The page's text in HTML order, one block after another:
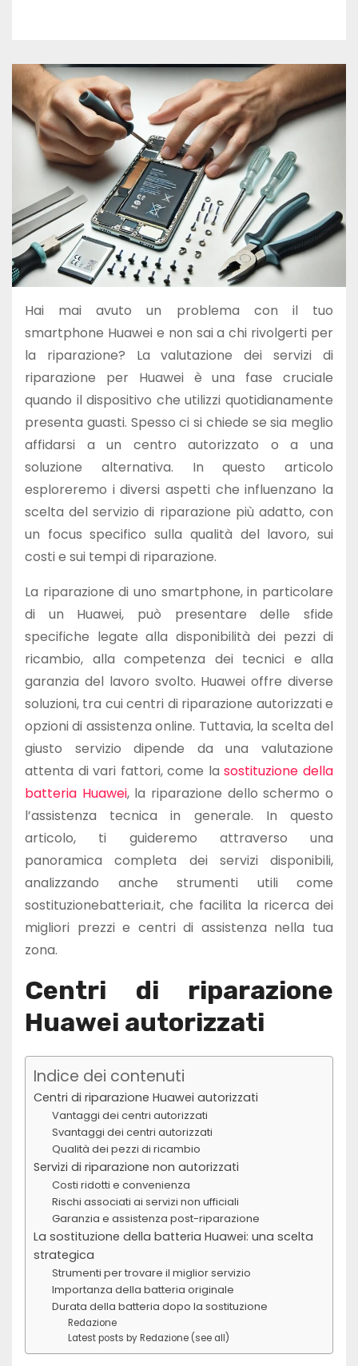
Hai mai avuto un problema con il tuo
smartphone Huawei e non sai a chi rivolgerti per
la riparazione? La valutazione dei servizi di
riparazione per Huawei è una fase cruciale
quando il dispositivo che utilizzi quotidianamente
presenta guasti. Spesso ci si chiede se sia meglio
affidarsi a un centro autorizzato o a una
soluzione alternativa. In questo articolo
esploreremo i diversi aspetti che influenzano la
scelta del servizio di riparazione più adatto, con
un focus specifico sulla qualità del lavoro, sui
costi e sui tempi di riparazione.
La riparazione di uno smartphone, in particolare
di un Huawei, può presentare delle sfide
specifiche legate alla disponibilità dei pezzi di
ricambio, alla competenza dei tecnici e alla
garanzia del lavoro svolto. Huawei offre diverse
soluzioni, tra cui centri di riparazione autorizzati e
opzioni di assistenza online. Tuttavia, la scelta del
giusto servizio dipende da una valutazione
attenta di vari fattori, come lasostituzione della
batteria Huawei, la riparazione dello schermo o
l’assistenza tecnica in generale. In questo
articolo, ti guideremo attraverso una
panoramica completa dei servizi disponibili,
analizzando anche strumenti utili come
sostituzionebatteria.it, che facilita la ricerca dei
migliori prezzi e centri di assistenza nella tua
zona.
Centri di riparazione
Huawei autorizzati
Indice dei contenuti
Centri di riparazione Huawei autorizzati
Vantaggi dei centri autorizzati
Svantaggi dei centri autorizzati
Qualità dei pezzi di ricambio
Servizi di riparazione non autorizzati
Costi ridotti e convenienza
Rischi associati ai servizi non ufficiali
Garanzia e assistenza post-riparazione
La sostituzione della batteria Huawei: una scelta
strategica
Strumenti per trovare il miglior servizio
Importanza della batteria originale
Durata della batteria dopo la sostituzione
Redazione
Latest posts by Redazione (see all)